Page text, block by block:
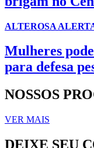
ALTEROSA
Mulheres
para defesa
NOSSOS
VER MAIS
DEIXE SEU